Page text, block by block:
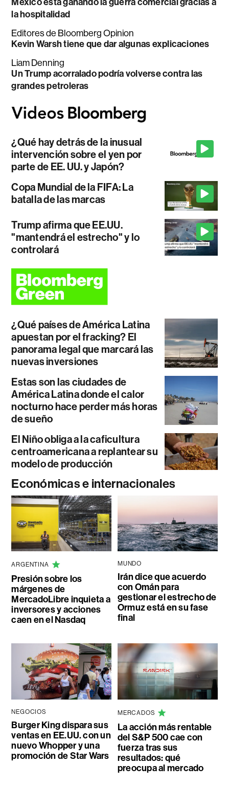
la hospitalidad
Editores de Bloomberg Opinion
Kevin Warsh tiene que dar algunas explicaciones
Liam Denning
Un Trump acorralado podría volverse contra las
grandes petroleras
¿Qué hay detrás de la inusual
intervención sobre el yen por
parte de EE. UU. y Japón?
Copa Mundial de la FIFA: La
batalla de las marcas
Trump afirma que EE.UU.
"mantendrá el estrecho" y lo
controlará
¿Qué países de América Latina
apuestan por el fracking? El
panorama legal que marcará las
nuevas inversiones
Estas son las ciudades de
América Latina donde el calor
nocturno hace perder más horas
de sueño
El Niño obliga a la caficultura
centroamericana a replantear su
modelo de producción
Económicas e internacionales
ARGENTINA
Presión sobre los
márgenes de
MercadoLibre inquieta a
inversores y acciones
caen en el Nasdaq
MUNDO
Irán dice que acuerdo
con Omán para
gestionar el estrecho de
Ormuz está en su fase
final
NEGOCIOS
Burger King dispara sus
ventas en EE.UU. con un
nuevo Whopper y una
promoción de Star Wars
MERCADOS
La acción más rentable
del S&P 500 cae con
fuerza tras sus
resultados: qué
preocupa al mercado